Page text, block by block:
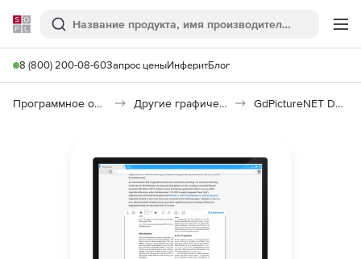
Softline
Поиск
8 (800) 200-08-60Запрос ценыИнферитБлог
Программное обеспечение для графики и дизайна Другие графические утилиты GdPictureNET Document Viewer SDK